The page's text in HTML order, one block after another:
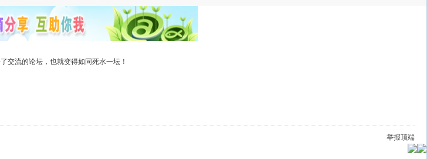
交流的论坛，也就变得如同死水一坛！
举报顶端